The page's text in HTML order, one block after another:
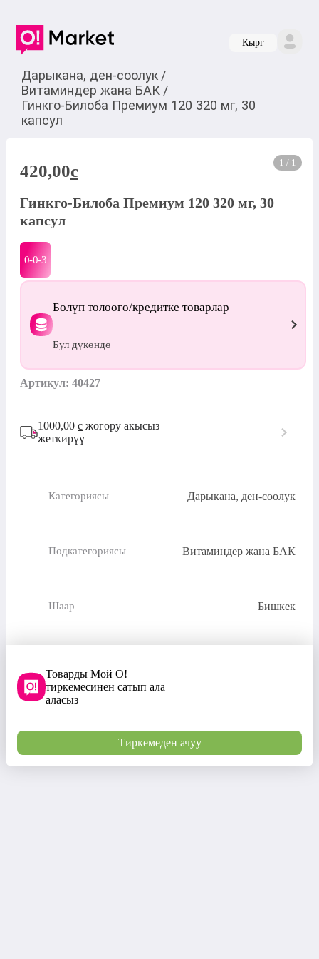
Кырг
Дарыкана, ден-соолук /
Витаминдер жана БАК /
Гинкго-Билоба Премиум 120 320 мг, 30
капсул
1 / 1
420,00c
Гинкго-Билоба Премиум 120 320 мг, 30
капсул
0-0-3
Бөлүп төлөөгө/кредитке товарлар
Бул дүкөндө
Артикул: 40427
1000,00 с жогору акысыз
жеткирүү
Категориясы Дарыкана, ден-соолук
Подкатегориясы Витаминдер жана БАК
Шаар Бишкек
Товарды Мой О!
тиркемесинен сатып ала
аласыз
Тиркемеден ачуу